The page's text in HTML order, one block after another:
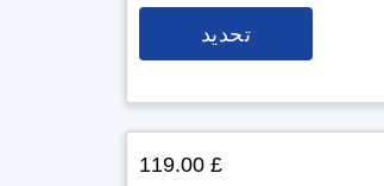
تحديد
£ 119.00